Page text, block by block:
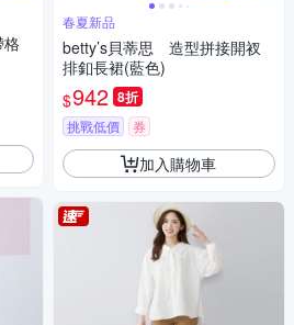
格
春夏新品
betty’s貝蒂思 造型拼接開衩
排釦長裙(藍色)
$942 8折
挑戰低價 券
加入購物車